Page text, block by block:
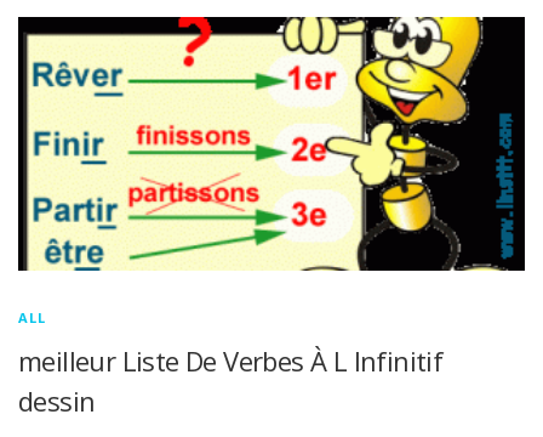
ALL
meilleur Liste De Verbes À L Infinitif
dessin